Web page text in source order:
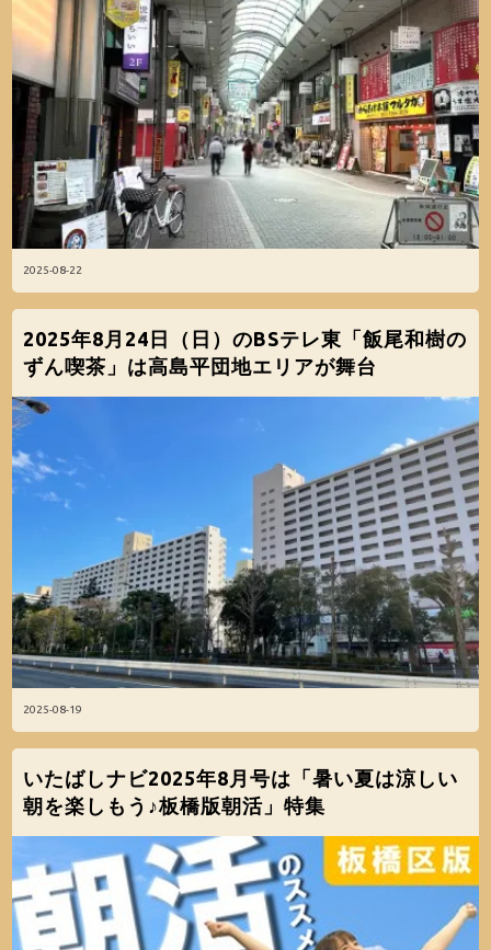
2025-08-22
2025-08-19
2025年8月24日（日）のBSテレ東「飯尾和樹の
ずん喫茶」は高島平団地エリアが舞台
いたばしナビ2025年8月号は「暑い夏は涼しい
朝を楽しもう♪板橋版朝活」特集